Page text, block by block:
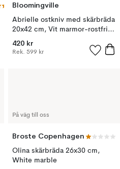
Bloomingville
Abrielle ostkniv med skärbräda
20x42 cm, Vit marmor-rostfritt
stål
420 kr
Rek. 599 kr
På väg till oss
Broste Copenhagen
Olina skärbräda 26x30 cm,
White marble